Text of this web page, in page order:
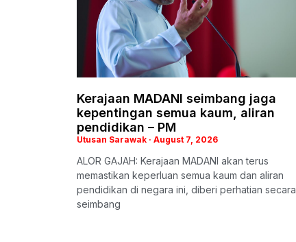
Kerajaan MADANI seimbang jaga
kepentingan semua kaum, aliran
pendidikan – PM
Utusan Sarawak August 7, 2026
ALOR GAJAH: Kerajaan MADANI akan terus
memastikan keperluan semua kaum dan aliran
pendidikan di negara ini, diberi perhatian secara
seimbang